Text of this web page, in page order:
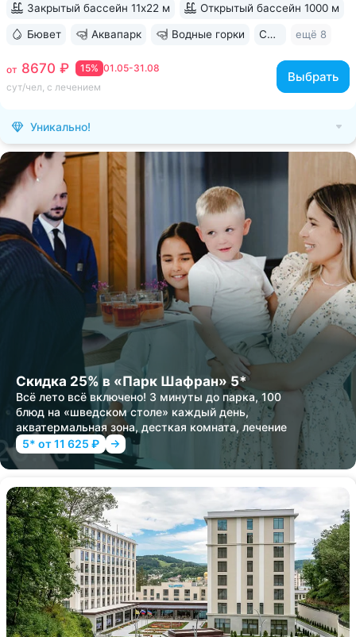
01.05-31.08
15%
от 8670 ₽
сут/чел, с лечением
Выбрать
Закрытый бассейн 11х22 м Открытый бассейн 1000 м
Бювет Аквапарк Водные горки Свой парк ещё 8
Уникально!
Скидка 25% в «Парк Шафран» 5*
Всё лето всё включено! 3 минуты до парка, 100
блюд на «шведском столе» каждый день,
акватермальная зона, десткая комната, лечение
5* от 11 625 ₽